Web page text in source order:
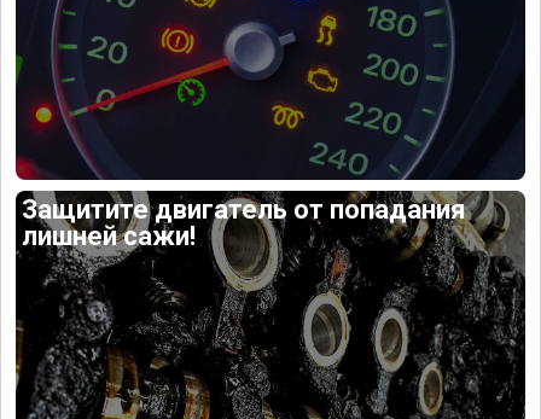
Защитите двигатель от попадания
лишней сажи!